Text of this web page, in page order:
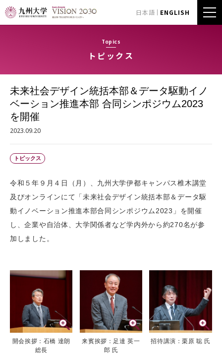
日本語 ENGLISH
Topics
トピックス
未来社会デザイン統括本部＆データ駆動イノ
ベーション推進本部 合同シンポジウム2023
を開催
2023.09.20
トピックス
令和５年９月４日（月）、九州大学伊都キャンパス椎木講堂
及びオンラインにて「未来社会デザイン統括本部＆データ駆
動イノベーション推進本部合同シンポジウム2023」を開催
し、企業や自治体、大学関係者など学内外から約270名が参
加しました。
開会挨拶：石橋 達朗
総長
来賓挨拶：足達 英一
郎 氏
招待講演：栗原 聡 氏